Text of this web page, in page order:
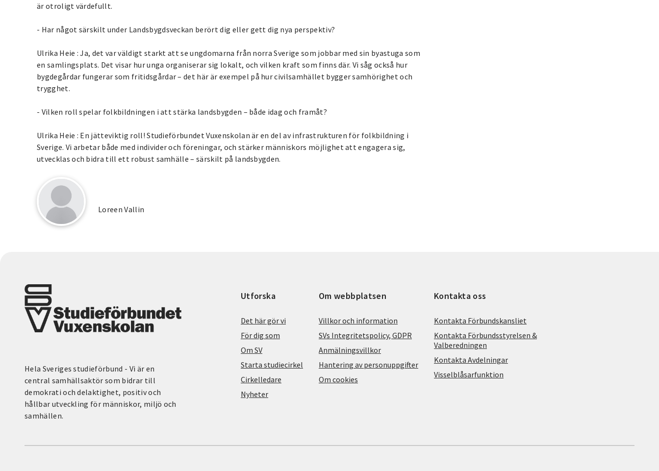
är otroligt värdefullt.
- Har något särskilt under Landsbygdsveckan berört dig eller gett dig nya perspektiv?
Ulrika Heie : Ja, det var väldigt starkt att se ungdomarna från norra Sverige som jobbar med sin byastuga som
en samlingsplats. Det visar hur unga organiserar sig lokalt, och vilken kraft som finns där. Vi såg också hur
bygdegårdar fungerar som fritidsgårdar – det här är exempel på hur civilsamhället bygger samhörighet och
trygghet.
- Vilken roll spelar folkbildningen i att stärka landsbygden – både idag och framåt?
Ulrika Heie : En jätteviktig roll! Studieförbundet Vuxenskolan är en del av infrastrukturen för folkbildning i
Sverige. Vi arbetar både med individer och föreningar, och stärker människors möjlighet att engagera sig,
utvecklas och bidra till ett robust samhälle – särskilt på landsbygden.
Loreen Vallin
Hela Sveriges studieförbund - Vi är en
central samhällsaktör som bidrar till
demokrati och delaktighet, positiv och
hållbar utveckling för människor, miljö och
samhällen.
Utforska
Det här gör vi
För dig som
Om SV
Starta studiecirkel
Cirkelledare
Nyheter
Om webbplatsen
Villkor och information
SVs Integritetspolicy, GDPR
Anmälningsvillkor
Hantering av personuppgifter
Om cookies
Kontakta oss
Kontakta Förbundskansliet
Kontakta Förbundsstyrelsen &
Valberedningen
Kontakta Avdelningar
Visselblåsarfunktion